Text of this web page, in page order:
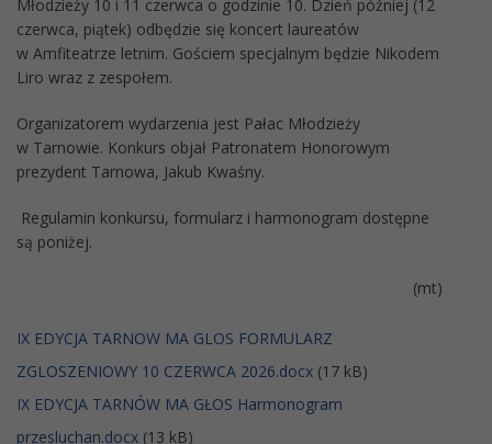
Młodzieży 10 i 11 czerwca o godzinie 10. Dzień później (12
czerwca, piątek) odbędzie się koncert laureatów
w Amfiteatrze letnim. Gościem specjalnym będzie Nikodem
Liro wraz z zespołem.
Organizatorem wydarzenia jest Pałac Młodzieży
w Tarnowie. Konkurs objał Patronatem Honorowym
prezydent Tarnowa, Jakub Kwaśny.
Regulamin konkursu, formularz i harmonogram dostępne
są poniżej.
(mt)
IX EDYCJA TARNOW MA GLOS FORMULARZ
ZGLOSZENIOWY 10 CZERWCA 2026.docx (17 kB)
IX EDYCJA TARNÓW MA GŁOS Harmonogram
przesluchan.docx (13 kB)